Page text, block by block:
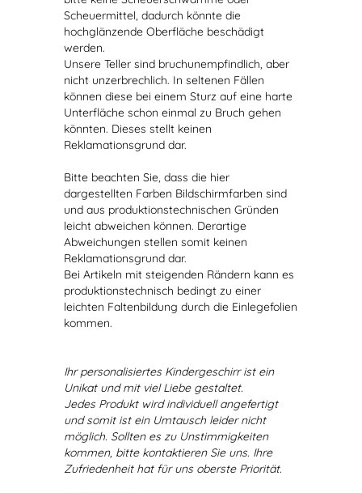
Scheuermittel, dadurch könnte die
hochglänzende Oberfläche beschädigt
werden.
Unsere Teller sind bruchunempfindlich, aber
nicht unzerbrechlich. In seltenen Fällen
können diese bei einem Sturz auf eine harte
Unterfläche schon einmal zu Bruch gehen
könnten. Dieses stellt keinen
Reklamationsgrund dar.
Bitte beachten Sie, dass die hier
dargestellten Farben Bildschirmfarben sind
und aus produktionstechnischen Gründen
leicht abweichen können. Derartige
Abweichungen stellen somit keinen
Reklamationsgrund dar.
Bei Artikeln mit steigenden Rändern kann es
produktionstechnisch bedingt zu einer
leichten Faltenbildung durch die Einlegefolien
kommen.
Ihr personalisiertes Kindergeschirr ist ein
Unikat und mit viel Liebe gestaltet.
Jedes Produkt wird individuell angefertigt
und somit ist ein Umtausch leider nicht
möglich. Sollten es zu Unstimmigkeiten
kommen, bitte kontaktieren Sie uns. Ihre
Zufriedenheit hat für uns oberste Priorität.